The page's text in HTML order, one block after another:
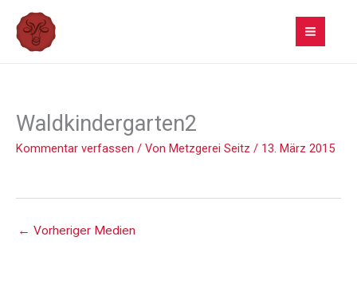
Inhalt
springen
Waldkindergarten2
Kommentar verfassen / Von Metzgerei Seitz / 13. März 2015
← Vorheriger Medien